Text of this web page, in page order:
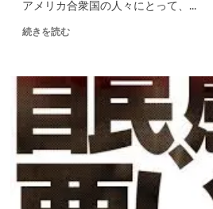
アメリカ合衆国の人々にとって、...
続きを読む